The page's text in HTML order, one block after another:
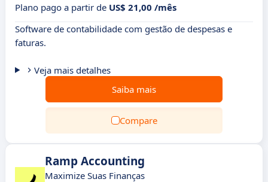
Plano pago a partir de US$ 21,00 /mês
Software de contabilidade com gestão de despesas e
faturas.
Veja mais detalhes
Saiba mais
Compare
Ramp Accounting
Maximize Suas Finanças